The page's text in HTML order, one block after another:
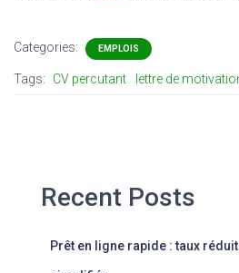
Categories: EMPLOIS
Tags: CV percutant lettre de
Recent Posts
Prêt en ligne rapide : taux